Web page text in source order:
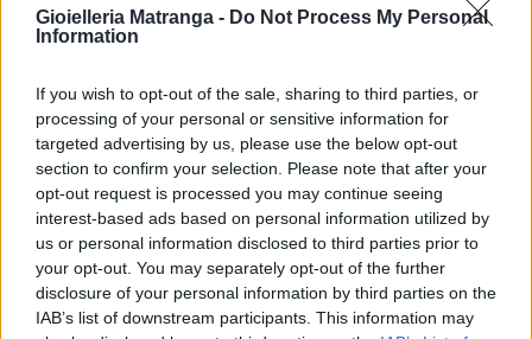
Gioielleria Matranga - Do Not Process My Personal
Information
If you wish to opt-out of the sale, sharing to third parties, or
processing of your personal or sensitive information for
targeted advertising by us, please use the below opt-out
section to confirm your selection. Please note that after your
opt-out request is processed you may continue seeing
interest-based ads based on personal information utilized by
us or personal information disclosed to third parties prior to
your opt-out. You may separately opt-out of the further
disclosure of your personal information by third parties on the
IAB’s list of downstream participants. This information may
Caratteristiche Prodotto
iRef:93
Google
4.8
Basato su 410 reviews
Powered byLocalImpact